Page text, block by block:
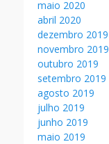
maio 2020
abril 2020
dezembro 2019
novembro 2019
outubro 2019
setembro 2019
agosto 2019
julho 2019
junho 2019
maio 2019